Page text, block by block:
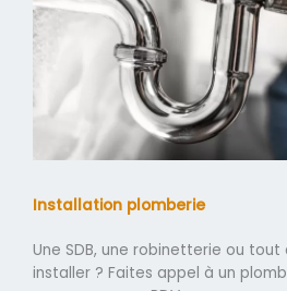
Installation plomberie
Une SDB, une robinetterie ou
installer ? Faites appel à un